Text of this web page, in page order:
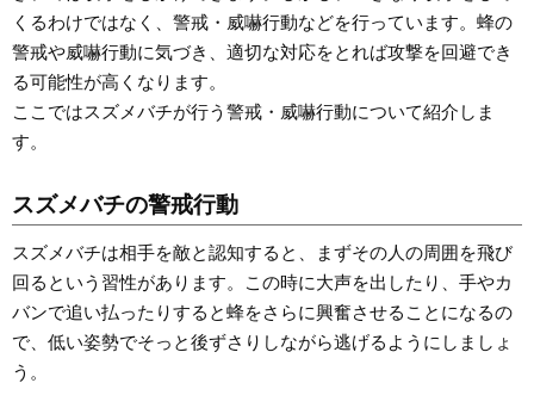
くるわけではなく、警戒・威嚇行動などを行っています。蜂の
警戒や威嚇行動に気づき、適切な対応をとれば攻撃を回避でき
る可能性が高くなります。
ここではスズメバチが行う警戒・威嚇行動について紹介しま
す。
スズメバチの警戒行動
スズメバチは相手を敵と認知すると、まずその人の周囲を飛び
回るという習性があります。この時に大声を出したり、手やカ
バンで追い払ったりすると蜂をさらに興奮させることになるの
で、低い姿勢でそっと後ずさりしながら逃げるようにしましょ
う。